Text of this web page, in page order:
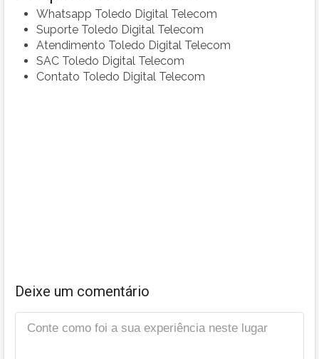
Whatsapp Toledo Digital Telecom
Suporte Toledo Digital Telecom
Atendimento Toledo Digital Telecom
SAC Toledo Digital Telecom
Contato Toledo Digital Telecom
Deixe um comentário